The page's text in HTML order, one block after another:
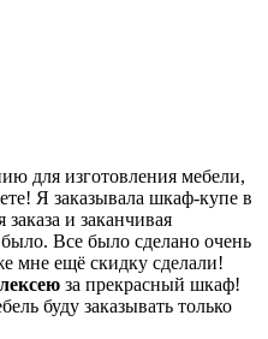
для изготовления мебели,
Я заказывала шкаф-купе в
и заканчивая
Все было сделано очень
мне ещё скидку сделали!
за прекрасный шкаф!
буду заказывать только